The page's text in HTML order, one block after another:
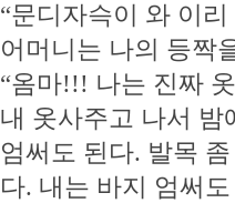
“문디자슥이 와 이
어머니는 나의 등짝
“옴마!!! 나는 진짜
내 옷사주고 나서
엄써도 된다. 발목
다. 내는 바지 엄써